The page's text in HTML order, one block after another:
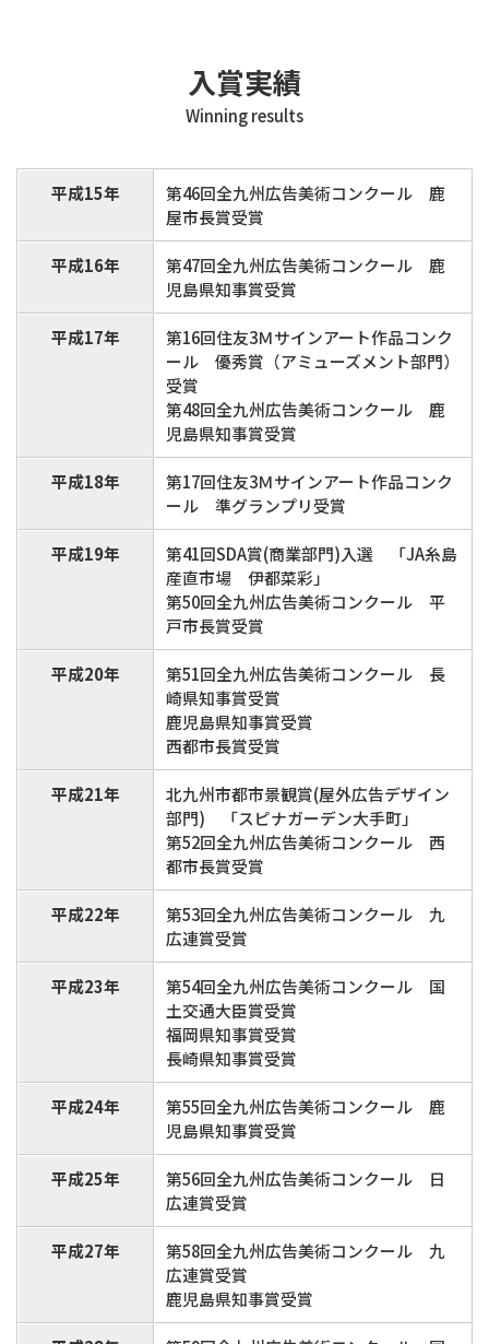
入賞実績
Winning results
平成15年
第46回全九州広告美術コンクール 鹿
屋市長賞受賞
平成16年
第47回全九州広告美術コンクール 鹿
児島県知事賞受賞
平成17年
第16回住友3Ｍサインアート作品コンク
ール 優秀賞（アミューズメント部門）
受賞
第48回全九州広告美術コンクール 鹿
児島県知事賞受賞
平成18年
第17回住友3Ｍサインアート作品コンク
ール 準グランプリ受賞
平成19年
第41回SDA賞(商業部門)入選 「JA糸島
産直市場 伊都菜彩」
第50回全九州広告美術コンクール 平
戸市長賞受賞
平成20年
第51回全九州広告美術コンクール 長
崎県知事賞受賞
鹿児島県知事賞受賞
西都市長賞受賞
平成21年
北九州市都市景観賞(屋外広告デザイン
部門) 「スピナガーデン大手町」
第52回全九州広告美術コンクール 西
都市長賞受賞
平成22年
第53回全九州広告美術コンクール 九
広連賞受賞
平成23年
第54回全九州広告美術コンクール 国
土交通大臣賞受賞
福岡県知事賞受賞
長崎県知事賞受賞
平成24年
第55回全九州広告美術コンクール 鹿
児島県知事賞受賞
平成25年
第56回全九州広告美術コンクール 日
広連賞受賞
平成27年
第58回全九州広告美術コンクール 九
広連賞受賞
鹿児島県知事賞受賞